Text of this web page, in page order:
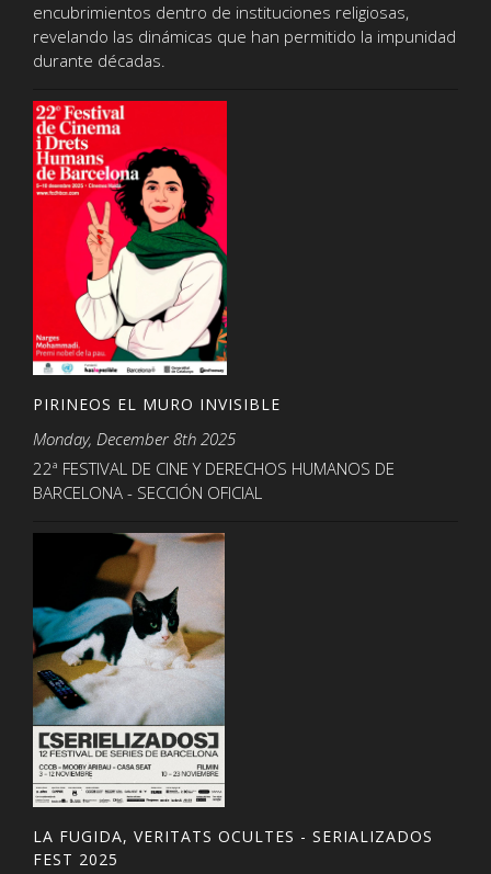
encubrimientos dentro de instituciones religiosas,
revelando las dinámicas que han permitido la impunidad
durante décadas.
PIRINEOS EL MURO INVISIBLE
Monday, December 8th 2025
22ª FESTIVAL DE CINE Y DERECHOS HUMANOS DE
BARCELONA - SECCIÓN OFICIAL
LA FUGIDA, VERITATS OCULTES - SERIALIZADOS
FEST 2025